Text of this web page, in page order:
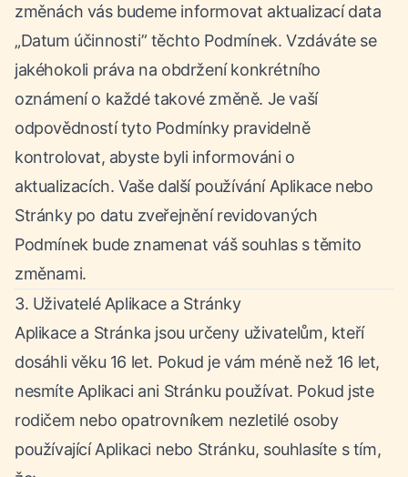
změnách vás budeme informovat aktualizací data
„Datum účinnosti” těchto Podmínek. Vzdáváte se
jakéhokoli práva na obdržení konkrétního
oznámení o každé takové změně. Je vaší
odpovědností tyto Podmínky pravidelně
kontrolovat, abyste byli informováni o
aktualizacích. Vaše další používání Aplikace nebo
Stránky po datu zveřejnění revidovaných
Podmínek bude znamenat váš souhlas s těmito
změnami.
3. Uživatelé Aplikace a Stránky
Aplikace a Stránka jsou určeny uživatelům, kteří
dosáhli věku 16 let. Pokud je vám méně než 16 let,
nesmíte Aplikaci ani Stránku používat. Pokud jste
rodičem nebo opatrovníkem nezletilé osoby
používající Aplikaci nebo Stránku, souhlasíte s tím,